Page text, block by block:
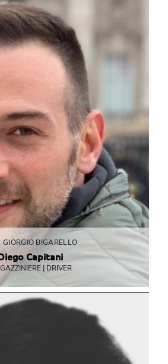
GIORGIO BIGARELLO
Capitani
| DRIVER
pacco diventa un bel pacco!